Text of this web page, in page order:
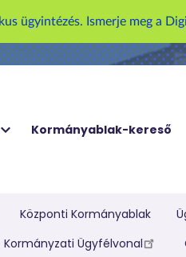
r
t
a
o
ügyintézés. Ismerje meg a
Kormányablak-kereső
menü
Központi Kormányablak
Kormányzati Ügyfélvonal